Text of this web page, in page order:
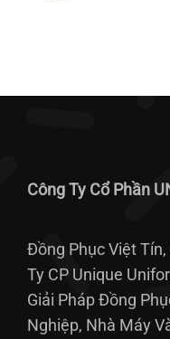
Công Ty Cổ Phần
Đồng Phục Việt
Ty CP Unique
Giải Pháp Đồng
Nghiệp, Nhà Máy